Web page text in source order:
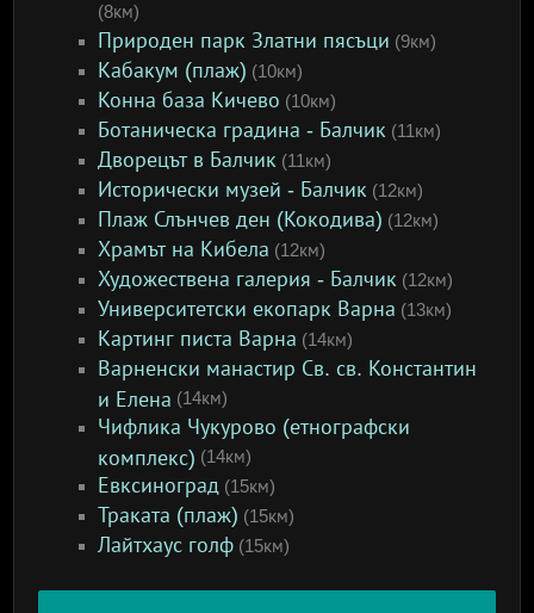
(8км)
Природен парк Златни пясъци (9км)
Кабакум (плаж) (10км)
Конна база Кичево (10км)
Ботаническа градина - Балчик (11км)
Дворецът в Балчик (11км)
Исторически музей - Балчик (12км)
Плаж Слънчев ден (Кокодива) (12км)
Храмът на Кибела (12км)
Художествена галерия - Балчик (12км)
Университетски екопарк Варна (13км)
Картинг писта Варна (14км)
Варненски манастир Св. св. Константин
и Елена (14км)
Чифлика Чукурово (етнографски
комплекс) (14км)
Евксиноград (15км)
Траката (плаж) (15км)
Лайтхаус голф (15км)